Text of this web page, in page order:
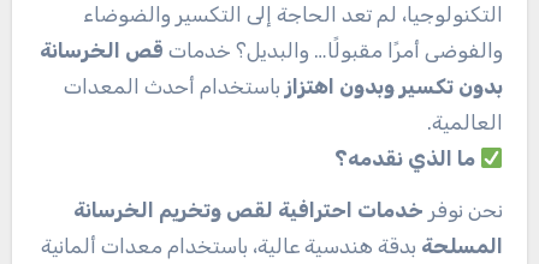
التكنولوجيا، لم تعد الحاجة إلى التكسير والضوضاء
والفوضى أمرًا مقبولًا… والبديل؟ خدمات قص الخرسانة
بدون تكسير وبدون اهتزاز باستخدام أحدث المعدات
العالمية.
ما الذي نقدمه؟
نحن نوفر خدمات احترافية لقص وتخريم الخرسانة
المسلحة بدقة هندسية عالية، باستخدام معدات ألمانية